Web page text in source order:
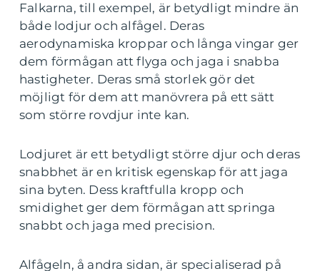
Falkarna, till exempel, är betydligt mindre än
både lodjur och alfågel. Deras
aerodynamiska kroppar och långa vingar ger
dem förmågan att flyga och jaga i snabba
hastigheter. Deras små storlek gör det
möjligt för dem att manövrera på ett sätt
som större rovdjur inte kan.
Lodjuret är ett betydligt större djur och deras
snabbhet är en kritisk egenskap för att jaga
sina byten. Dess kraftfulla kropp och
smidighet ger dem förmågan att springa
snabbt och jaga med precision.
Alfågeln, å andra sidan, är specialiserad på